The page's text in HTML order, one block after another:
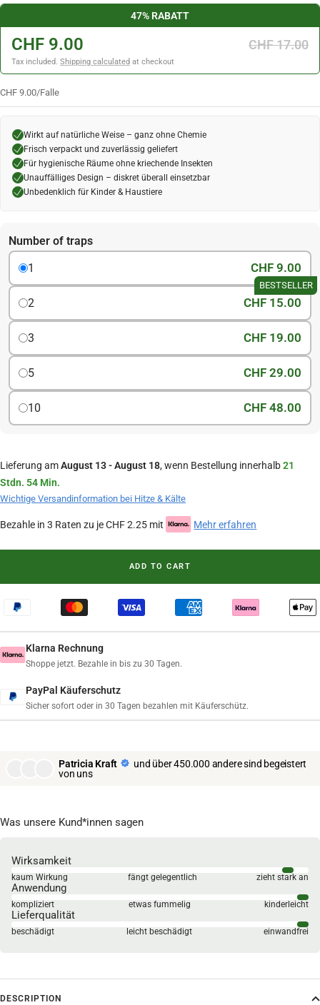
47% RABATT
CHF 9.00 CHF 17.00
Tax included. Shipping calculated at checkout
CHF 9.00/Falle
Wirkt auf natürliche Weise – ganz ohne Chemie
Frisch verpackt und zuverlässig geliefert
Für hygienische Räume ohne kriechende Insekten
Unauffälliges Design – diskret überall einsetzbar
Unbedenklich für Kinder & Haustiere
Number of traps
1
CHF 9.00
BESTSELLER
2 CHF 15.00
3 CHF 19.00
5 CHF 29.00
10 CHF 48.00
Lieferung amAugust 13 - August 18, wenn Bestellung innerhalb21
Stdn. 54 Min.
Wichtige Versandinformation bei Hitze & Kälte
Bezahle in 3 Raten zu je CHF 2.25 mit Mehr erfahren
ADD TO CART
Klarna Rechnung
Shoppe jetzt. Bezahle in bis zu 30 Tagen.
PayPal Käuferschutz
Sicher sofort oder in 30 Tagen bezahlen mit Käuferschütz.
Patricia Kraft
und über 450.000 andere sind begeistert
von uns
Was unsere Kund*innen sagen
Wirksamkeit
kaum Wirkung fängt gelegentlich zieht stark an
Anwendung
kompliziert etwas fummelig kinderleicht
Lieferqualität
beschädigt leicht beschädigt einwandfrei
DESCRIPTION